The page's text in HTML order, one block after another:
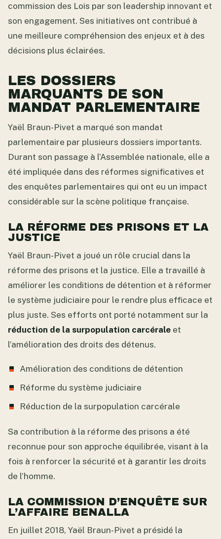
commission des Lois par son leadership innovant et
son engagement. Ses initiatives ont contribué à
une meilleure compréhension des enjeux et à des
décisions plus éclairées.
LES DOSSIERS
MARQUANTS DE SON
MANDAT PARLEMENTAIRE
Yaël Braun-Pivet a marqué son mandat
parlementaire par plusieurs dossiers importants.
Durant son passage à l’Assemblée nationale, elle a
été impliquée dans des réformes significatives et
des enquêtes parlementaires qui ont eu un impact
considérable sur la scène politique française.
LA RÉFORME DES PRISONS ET LA
JUSTICE
Yaël Braun-Pivet a joué un rôle crucial dans la
réforme des prisons et la justice. Elle a travaillé à
améliorer les conditions de détention et à réformer
le système judiciaire pour le rendre plus efficace et
plus juste. Ses efforts ont porté notamment sur la
réduction de la surpopulation carcérale et
l’amélioration des droits des détenus.
Amélioration des conditions de détention
Réforme du système judiciaire
Réduction de la surpopulation carcérale
Sa contribution à la réforme des prisons a été
reconnue pour son approche équilibrée, visant à la
fois à renforcer la sécurité et à garantir les droits
de l’homme.
LA COMMISSION D’ENQUÊTE SUR
L’AFFAIRE BENALLA
En juillet 2018, Yaël Braun-Pivet a présidé la